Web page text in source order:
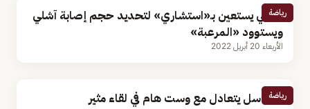
رياضة
بيرنلي يستعين بـ«استشاري» لتحديد حجم إصابة آشلي
ويستوود «المرعبة»
الأربعاء 20 أبريل 2022
رياضة
نيوكاسل يتعادل مع وست هام في لقاء مثير